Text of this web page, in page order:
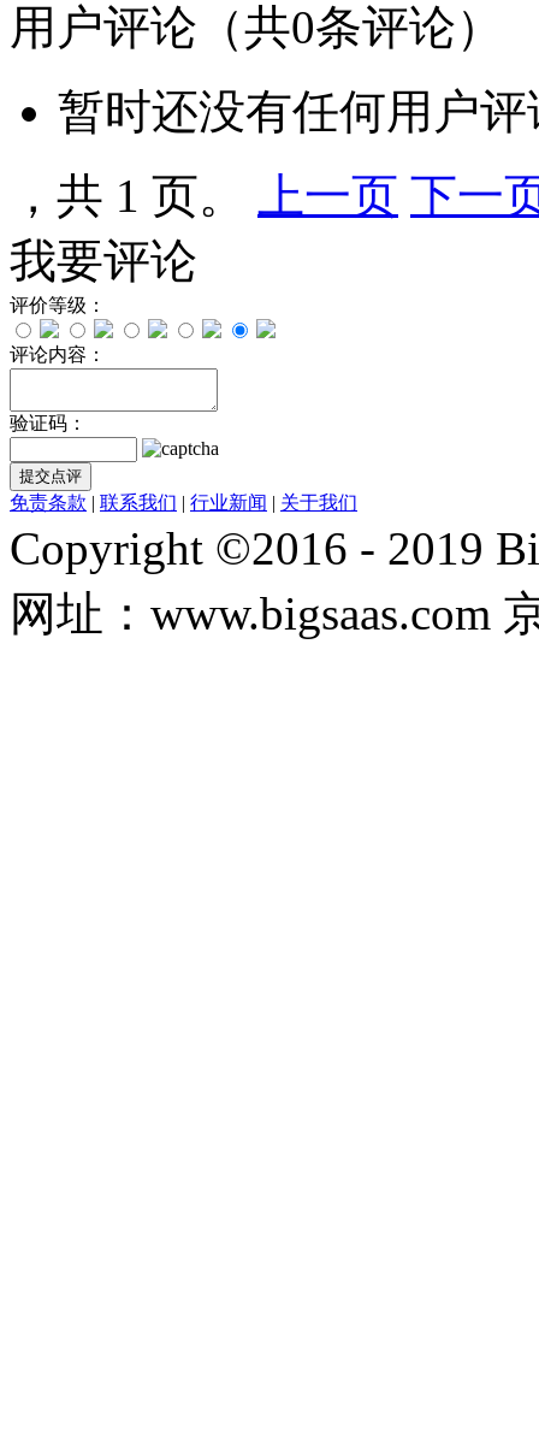
用户评论 （共0条评论）
暂时还没有任何用户评
，共 1 页。
上一页 下一
我要评论
评价等级：
评论内容：
验证码：
免责条款 | 联系我们 | 行业新闻 | 关于我们
Copyright ©2016 - 2019
网址：www.bigsaas.com